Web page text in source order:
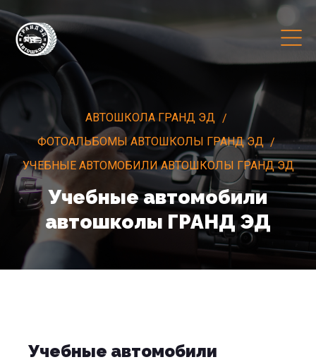
АВТОШКОЛА ГРАНД ЭД
ФОТОАЛЬБОМЫ АВТОШКОЛЫ ГРАНД ЭД
УЧЕБНЫЕ АВТОМОБИЛИ АВТОШКОЛЫ ГРАНД ЭД
Учебные автомобили
автошколы ГРАНД ЭД
Учебные автомобили